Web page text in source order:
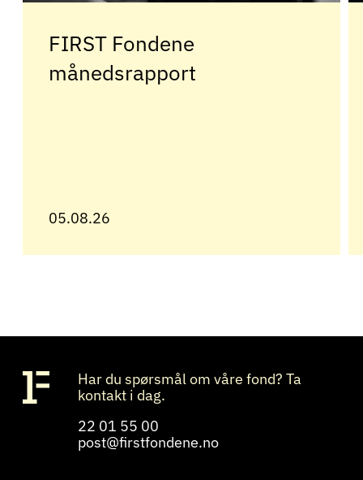
FIRST Fondene
månedsrapport
05.08.26
Har du spørsmål om våre fond? Ta
kontakt i dag.
22 01 55 00
post@firstfondene.no